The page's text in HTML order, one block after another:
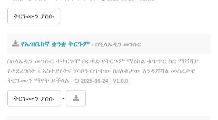
ትርጉሙን ያስሱ
የኡዝቤክኛ ቋንቋ ትርጉም- በዒላኡዲን መንሱር
በዐላኡዲን መንሱር ተተርጉሞ በሩዋድ የትርጉም ማዕከል ቁጥጥር ስር ማሻሻያ
የተደረገበት ፤ አስተያየትና ሃሳቦን ሰጥተው በዘለቄታው እንዲሻሻል መሰረታዊ
ትርጉሙን ማየት ይችላሉ
2025-06-24 - V1.0.0
ትርጉሙን ያስሱ -